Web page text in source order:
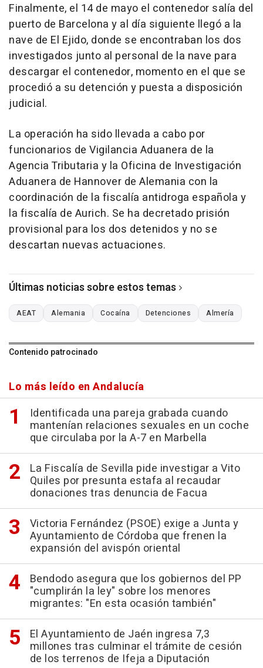
Finalmente, el 14 de mayo el contenedor salía del
puerto de Barcelona y al día siguiente llegó a la
nave de El Ejido, donde se encontraban los dos
investigados junto al personal de la nave para
descargar el contenedor, momento en el que se
procedió a su detención y puesta a disposición
judicial.
La operación ha sido llevada a cabo por
funcionarios de Vigilancia Aduanera de la
Agencia Tributaria y la Oficina de Investigación
Aduanera de Hannover de Alemania con la
coordinación de la fiscalía antidroga española y
la fiscalía de Aurich. Se ha decretado prisión
provisional para los dos detenidos y no se
descartan nuevas actuaciones.
Últimas noticias sobre estos temas
AEAT Alemania Cocaína Detenciones Almería
Contenido patrocinado
Lo más leído en Andalucía
Identificada una pareja grabada cuando
mantenían relaciones sexuales en un coche
que circulaba por la A-7 en Marbella
La Fiscalía de Sevilla pide investigar a Vito
Quiles por presunta estafa al recaudar
donaciones tras denuncia de Facua
Victoria Fernández (PSOE) exige a Junta y
Ayuntamiento de Córdoba que frenen la
expansión del avispón oriental
Bendodo asegura que los gobiernos del PP
"cumplirán la ley" sobre los menores
migrantes: "En esta ocasión también"
El Ayuntamiento de Jaén ingresa 7,3
millones tras culminar el trámite de cesión
de los terrenos de Ifeja a Diputación